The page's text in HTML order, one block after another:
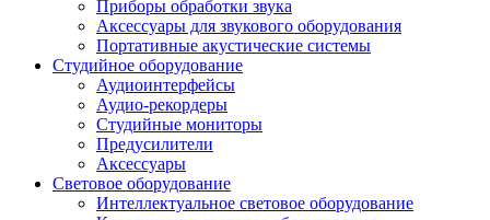
Приборы обработки звука
Аксессуары для звукового оборудования
Портативные акустические системы
Студийное оборудование
Аудиоинтерфейсы
Аудио-рекордеры
Студийные мониторы
Предусилители
Аксессуары
Световое оборудование
Интеллектуальное световое оборудование